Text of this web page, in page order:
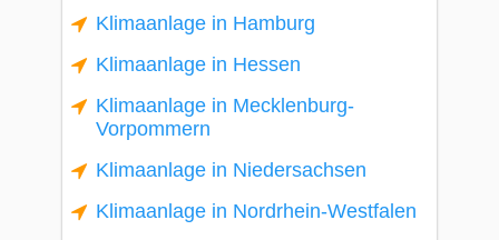
Klimaanlage in Hamburg
Klimaanlage in Hessen
Klimaanlage in Mecklenburg-
Vorpommern
Klimaanlage in Niedersachsen
Klimaanlage in Nordrhein-Westfalen